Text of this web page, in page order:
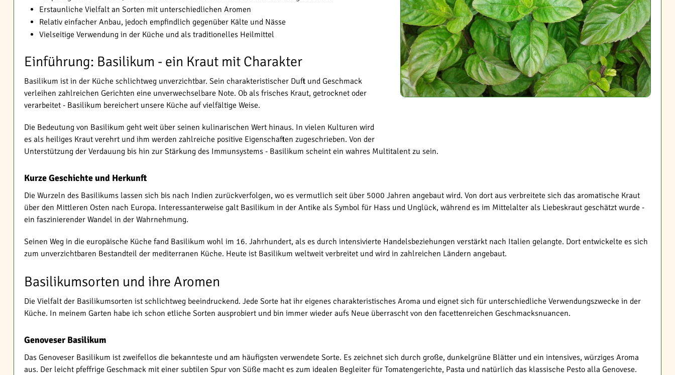
Erstaunliche Vielfalt an Sorten mit unterschiedlichen Aromen
Relativ einfacher Anbau, jedoch empfindlich gegenüber Kälte und Nässe
Vielseitige Verwendung in der Küche und als traditionelles Heilmittel
Einführung: Basilikum - ein Kraut mit Charakter
Basilikum ist in der Küche schlichtweg unverzichtbar. Sein charakteristischer Duft und Geschmack
verleihen zahlreichen Gerichten eine unverwechselbare Note. Ob als frisches Kraut, getrocknet oder
verarbeitet - Basilikum bereichert unsere Küche auf vielfältige Weise.
Die Bedeutung von Basilikum geht weit über seinen kulinarischen Wert hinaus. In vielen Kulturen wird
es als heiliges Kraut verehrt und ihm werden zahlreiche positive Eigenschaften zugeschrieben. Von der
Unterstützung der Verdauung bis hin zur Stärkung des Immunsystems - Basilikum scheint ein wahres Multitalent zu sein.
Kurze Geschichte und Herkunft
Die Wurzeln des Basilikums lassen sich bis nach Indien zurückverfolgen, wo es vermutlich seit über 5000 Jahren angebaut wird. Von dort aus verbreitete sich das aromatische Kraut
über den Mittleren Osten nach Europa. Interessanterweise galt Basilikum in der Antike als Symbol für Hass und Unglück, während es im Mittelalter als Liebeskraut geschätzt wurde -
ein faszinierender Wandel in der Wahrnehmung.
Seinen Weg in die europäische Küche fand Basilikum wohl im 16. Jahrhundert, als es durch intensivierte Handelsbeziehungen verstärkt nach Italien gelangte. Dort entwickelte es sich
zum unverzichtbaren Bestandteil der mediterranen Küche. Heute ist Basilikum weltweit verbreitet und wird in zahlreichen Ländern angebaut.
Basilikumsorten und ihre Aromen
Die Vielfalt der Basilikumsorten ist schlichtweg beeindruckend. Jede Sorte hat ihr eigenes charakteristisches Aroma und eignet sich für unterschiedliche Verwendungszwecke in der
Küche. In meinem Garten habe ich schon etliche Sorten ausprobiert und bin immer wieder aufs Neue überrascht von den facettenreichen Geschmacksnuancen.
Genoveser Basilikum
Das Genoveser Basilikum ist zweifellos die bekannteste und am häufigsten verwendete Sorte. Es zeichnet sich durch große, dunkelgrüne Blätter und ein intensives, würziges Aroma
aus. Der leicht pfeffrige Geschmack mit einer subtilen Spur von Süße macht es zum idealen Begleiter für Tomatengerichte, Pasta und natürlich das klassische Pesto alla Genovese.